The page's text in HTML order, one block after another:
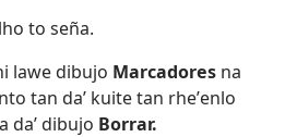
to seña.
lawe dibujo Marcadores na
tan daʼ kuite tan rheʼenlo
daʼ dibujo Borrar.